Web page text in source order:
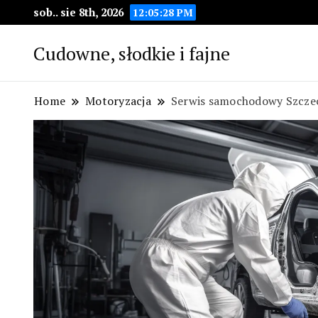
sob.. sie 8th, 2026 12:05:29 PM
Cudowne, słodkie i fajne
Home Motoryzacja Serwis samochodowy